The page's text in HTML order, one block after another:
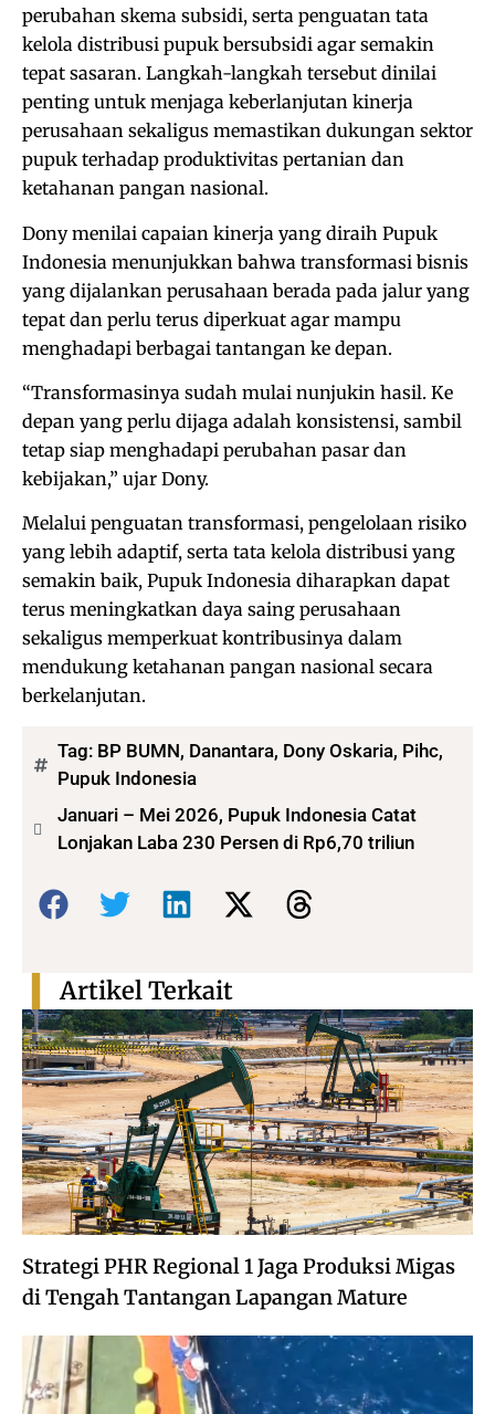
perubahan skema subsidi, serta penguatan tata
kelola distribusi pupuk bersubsidi agar semakin
tepat sasaran. Langkah-langkah tersebut dinilai
penting untuk menjaga keberlanjutan kinerja
perusahaan sekaligus memastikan dukungan sektor
pupuk terhadap produktivitas pertanian dan
ketahanan pangan nasional.
Dony menilai capaian kinerja yang diraih Pupuk
Indonesia menunjukkan bahwa transformasi bisnis
yang dijalankan perusahaan berada pada jalur yang
tepat dan perlu terus diperkuat agar mampu
menghadapi berbagai tantangan ke depan.
“Transformasinya sudah mulai nunjukin hasil. Ke
depan yang perlu dijaga adalah konsistensi, sambil
tetap siap menghadapi perubahan pasar dan
kebijakan,” ujar Dony.
Melalui penguatan transformasi, pengelolaan risiko
yang lebih adaptif, serta tata kelola distribusi yang
semakin baik, Pupuk Indonesia diharapkan dapat
terus meningkatkan daya saing perusahaan
sekaligus memperkuat kontribusinya dalam
mendukung ketahanan pangan nasional secara
berkelanjutan.
Tag: BP BUMN, Danantara, Dony Oskaria, Pihc,
Pupuk Indonesia
Januari – Mei 2026, Pupuk Indonesia Catat
Lonjakan Laba 230 Persen di Rp6,70 triliun
Bagikan:
Strategi PHR Regional 1 Jaga Produksi Migas
di Tengah Tantangan Lapangan Mature
Artikel Terkait